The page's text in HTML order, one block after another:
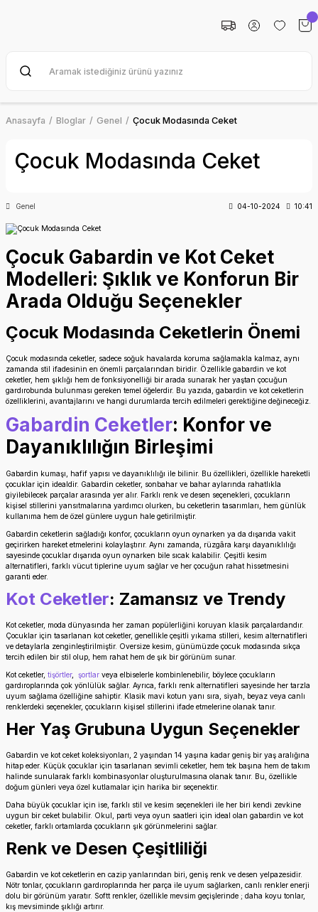
Anasayfa Bloglar Genel Çocuk Modasında Ceket
Çocuk Modasında Ceket
Genel 04-10-2024 10:41
Çocuk Gabardin ve Kot Ceket
Modelleri: Şıklık ve Konforun Bir
Arada Olduğu Seçenekler
Çocuk Modasında Ceketlerin Önemi
Çocuk modasında ceketler, sadece soğuk havalarda koruma sağlamakla kalmaz, aynı
zamanda stil ifadesinin en önemli parçalarından biridir. Özellikle gabardin ve kot
ceketler, hem şıklığı hem de fonksiyonelliği bir arada sunarak her yaştan çocuğun
gardırobunda bulunması gereken temel öğelerdir. Bu yazıda, gabardin ve kot ceketlerin
özelliklerini, avantajlarını ve hangi durumlarda tercih edilmeleri gerektiğine değineceğiz.
Gabardin Ceketler: Konfor ve
Dayanıklılığın Birleşimi
Gabardin kumaşı, hafif yapısı ve dayanıklılığı ile bilinir. Bu özellikleri, özellikle hareketli
çocuklar için idealdir. Gabardin ceketler, sonbahar ve bahar aylarında rahatlıkla
giyilebilecek parçalar arasında yer alır. Farklı renk ve desen seçenekleri, çocukların
kişisel stillerini yansıtmalarına yardımcı olurken, bu ceketlerin tasarımları, hem günlük
kullanıma hem de özel günlere uygun hale getirilmiştir.
Gabardin ceketlerin sağladığı konfor, çocukların oyun oynarken ya da dışarıda vakit
geçirirken hareket etmelerini kolaylaştırır. Aynı zamanda, rüzgâra karşı dayanıklılığı
sayesinde çocuklar dışarıda oyun oynarken bile sıcak kalabilir. Çeşitli kesim
alternatifleri, farklı vücut tiplerine uyum sağlar ve her çocuğun rahat hissetmesini
garanti eder.
Kot Ceketler: Zamansız ve Trendy
Kot ceketler, moda dünyasında her zaman popülerliğini koruyan klasik parçalardandır.
Çocuklar için tasarlanan kot ceketler, genellikle çeşitli yıkama stilleri, kesim alternatifleri
ve detaylarla zenginleştirilmiştir. Oversize kesim, günümüzde çocuk modasında sıkça
tercih edilen bir stil olup, hem rahat hem de şık bir görünüm sunar.
Kot ceketler, tişörtler, şortlar veya elbiselerle kombinlenebilir, böylece çocukların
gardıroplarında çok yönlülük sağlar. Ayrıca, farklı renk alternatifleri sayesinde her tarzla
uyum sağlama özelliğine sahiptir. Klasik mavi kotun yanı sıra, siyah, beyaz veya canlı
renklerdeki seçenekler, çocukların kişisel stillerini ifade etmelerine olanak tanır.
Her Yaş Grubuna Uygun Seçenekler
Gabardin ve kot ceket koleksiyonları, 2 yaşından 14 yaşına kadar geniş bir yaş aralığına
hitap eder. Küçük çocuklar için tasarlanan sevimli ceketler, hem tek başına hem de takım
halinde sunularak farklı kombinasyonlar oluşturulmasına olanak tanır. Bu, özellikle
doğum günleri veya özel kutlamalar için harika bir seçenektir.
Daha büyük çocuklar için ise, farklı stil ve kesim seçenekleri ile her biri kendi zevkine
uygun bir ceket bulabilir. Okul, parti veya oyun saatleri için ideal olan gabardin ve kot
ceketler, farklı ortamlarda çocukların şık görünmelerini sağlar.
Renk ve Desen Çeşitliliği
Gabardin ve kot ceketlerin en cazip yanlarından biri, geniş renk ve desen yelpazesidir.
Nötr tonlar, çocukların gardıroplarında her parça ile uyum sağlarken, canlı renkler enerji
dolu bir görünüm yaratır. Softt renkler, özellikle mevsim geçişlerinde ; daha koyu tonlar,
kış mevsiminde şıklığı artırır.